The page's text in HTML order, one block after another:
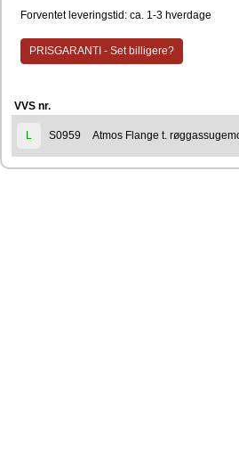
Forventet leveringstid: ca. 1-3 hverdage
PRISGARANTI - Set billigere?
VVS nr.
L S0959 Atmos Flange t.